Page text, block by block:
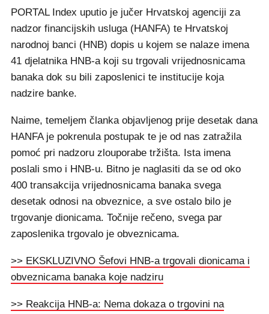
PORTAL Index uputio je jučer Hrvatskoj agenciji za
nadzor financijskih usluga (HANFA) te Hrvatskoj
narodnoj banci (HNB) dopis u kojem se nalaze imena
41 djelatnika HNB-a koji su trgovali vrijednosnicama
banaka dok su bili zaposlenici te institucije koja
nadzire banke.
Naime, temeljem članka objavljenog prije desetak dana
HANFA je pokrenula postupak te je od nas zatražila
pomoć pri nadzoru zlouporabe tržišta. Ista imena
poslali smo i HNB-u. Bitno je naglasiti da se od oko
400 transakcija vrijednosnicama banaka svega
desetak odnosi na obveznice, a sve ostalo bilo je
trgovanje dionicama. Točnije rečeno, svega par
zaposlenika trgovalo je obveznicama.
>> EKSKLUZIVNO Šefovi HNB-a trgovali dionicama i
obveznicama banaka koje nadziru
>> Reakcija HNB-a: Nema dokaza o trgovini na